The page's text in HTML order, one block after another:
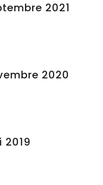
2021
2020